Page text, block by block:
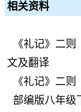
相关资料
《礼记》二
文及翻译
《礼记》二
部编版八年级